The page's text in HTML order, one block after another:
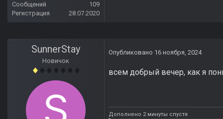
Сообщений
109
Регистрация
28.07.2020
SunnerStay
Новичок
Опубликовано 16 ноября, 2024
всем добрый вечер, как я
Дополнено 2 минуты спустя